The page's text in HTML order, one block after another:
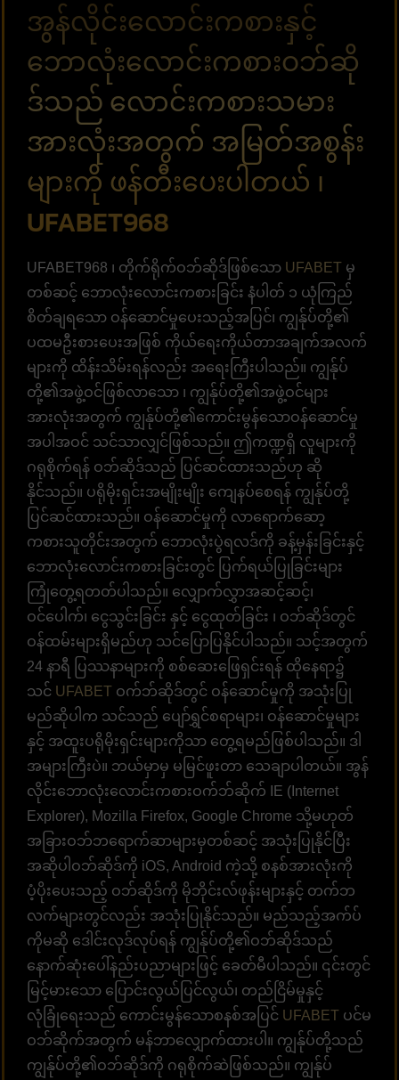
အွန်လိုင်းလောင်းကစားနှင့်
ဘောလုံးလောင်းကစားဝဘ်ဆို
ဒ်သည် လောင်းကစားသမား
အားလုံးအတွက် အမြတ်အစွန်း
များကို ဖန်တီးပေးပါတယ် ၊
UFABET968
UFABET968 ၊ တိုက်ရိုက်ဝဘ်ဆိုဒ်ဖြစ်သော UFABET မှ
တစ်ဆင့် ဘောလုံးလောင်းကစားခြင်း နံပါတ် ၁ ယုံကြည်
စိတ်ချရသော ဝန်ဆောင်မှုပေးသည့်အပြင်၊ ကျွန်ုပ်တို့၏
ပထမဦးစားပေးအဖြစ် ကိုယ်ရေးကိုယ်တာအချက်အလက်
များကို ထိန်းသိမ်းရန်လည်း အရေးကြီးပါသည်။ ကျွန်ုပ်
တို့၏အဖွဲ့ဝင်ဖြစ်လာသော ၊ ကျွန်ုပ်တို့၏အဖွဲ့ဝင်များ
အားလုံးအတွက် ကျွန်ုပ်တို့၏ကောင်းမွန်သောဝန်ဆောင်မှု
အပါအဝင် သင်သာလျှင်ဖြစ်သည်။ ဤကဏ္ဍရှိ လူများကို
ဂရုစိုက်ရန် ဝဘ်ဆိုဒ်သည် ပြင်ဆင်ထားသည်ဟု ဆို
နိုင်သည်။ ပရိုမိုးရှင်းအမျိုးမျိုး ကျေနပ်စေရန် ကျွန်ုပ်တို့
ပြင်ဆင်ထားသည်။ ဝန်ဆောင်မှုကို လာရောက်ဆော့
ကစားသူတိုင်းအတွက် ဘောလုံးပွဲရလဒ်ကို ခန့်မှန်းခြင်းနှင့်
ဘောလုံးလောင်းကစားခြင်းတွင် ပြက်ရယ်ပြုခြင်းများ
ကြုံတွေ့ရတတ်ပါသည်။ လျှောက်လွှာအဆင့်ဆင့်၊
ဝင်ပေါက်၊ ငွေသွင်းခြင်း နှင့် ငွေထုတ်ခြင်း ၊ ဝဘ်ဆိုဒ်တွင်
ဝန်ထမ်းများရှိမည်ဟု သင်ပြောပြနိုင်ပါသည်။ သင့်အတွက်
24 နာရီ ပြဿနာများကို စစ်ဆေးဖြေရှင်းရန် ထိုနေရာ၌
သင် UFABET ဝက်ဘ်ဆိုဒ်တွင် ဝန်ဆောင်မှုကို အသုံးပြု
မည်ဆိုပါက သင်သည် ပျော်ရွှင်စရာများ၊ ဝန်ဆောင်မှုများ
နှင့် အထူးပရိုမိုးရှင်းများကိုသာ တွေ့ရမည်ဖြစ်ပါသည်။ ဒါ
အများကြီးပဲ။ ဘယ်မှာမှ မမြင်ဖူးတာ သေချာပါတယ်။ အွန်
လိုင်းဘောလုံးလောင်းကစားဝက်ဘ်ဆိုက် IE (Internet
Explorer), Mozilla Firefox, Google Chrome သို့မဟုတ်
အခြားဝဘ်ဘရောက်ဆာများမှတစ်ဆင့် အသုံးပြုနိုင်ပြီး
အဆိုပါဝဘ်ဆိုဒ်ကို iOS, Android ကဲ့သို့ စနစ်အားလုံးကို
ပံ့ပိုးပေးသည့် ဝဘ်ဆိုဒ်ကို မိုဘိုင်းလ်ဖုန်းများနှင့် တက်ဘ
လက်များတွင်လည်း အသုံးပြုနိုင်သည်။ မည်သည့်အက်ပ်
ကိုမဆို ဒေါင်းလုဒ်လုပ်ရန် ကျွန်ုပ်တို့၏ဝဘ်ဆိုဒ်သည်
နောက်ဆုံးပေါ်နည်းပညာများဖြင့် ခေတ်မီပါသည်။ ၎င်းတွင်
မြင့်မားသော ပြောင်းလွယ်ပြင်လွယ်၊ တည်ငြိမ်မှုနှင့်
လုံခြုံရေးသည် ကောင်းမွန်သောစနစ်အပြင် UFABET ပင်မ
ဝဘ်ဆိုက်အတွက် မန်ဘာလျှောက်ထားပါ။ ကျွန်ုပ်တို့သည်
ကျွန်ုပ်တို့၏ဝဘ်ဆိုဒ်ကို ဂရုစိုက်ဆဲဖြစ်သည်။ ကျွန်ုပ်